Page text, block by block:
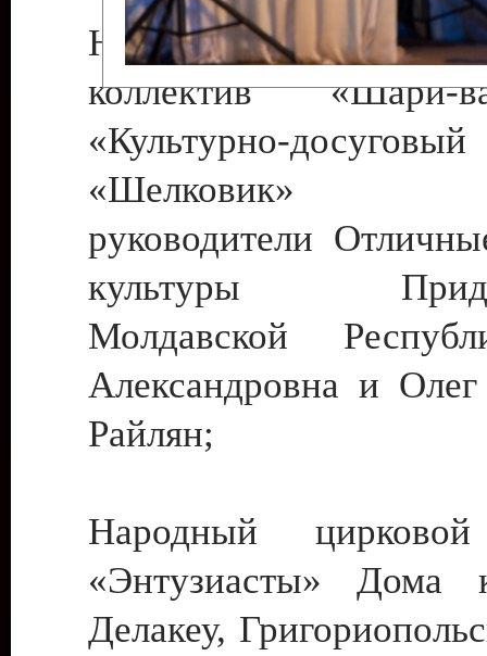
Народный цирковой
коллектив
«Культурно-
«Шелковик»
руководители
культуры
Молдавской
Александровна и
Райлян;
Народный цирковой
«Энтузиасты» Дома
Делакеу,